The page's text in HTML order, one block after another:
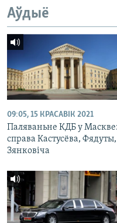
Аўдыё
09:05, 15 КРАСАВІК 2021
Паляваньне КДБ у Маскве:
справа Кастусёва, Фядуты,
Зянковіча